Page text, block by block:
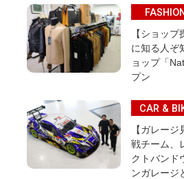
FASHION
【ショッ
に知る人ぞ
ョップ「
プン
CAR &
【ガレー
戦チーム、
クトバンド
ンガレージ